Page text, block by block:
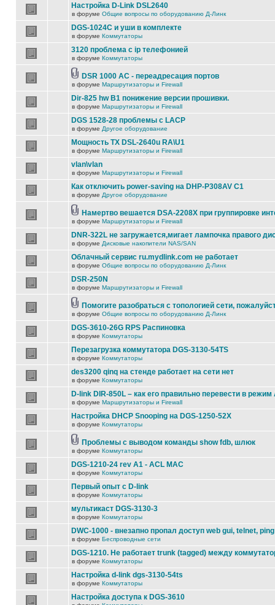
Настройка D-Link DSL2640
в форуме Общие вопросы по оборудованию Д-Линк
DGS-1024C и уши в комплекте
в форуме Коммутаторы
3120 проблема с ip телефонией
в форуме Коммутаторы
DSR 1000 AC - переадресация портов
в форуме Маршрутизаторы и Firewall
Dir-825 hw B1 понижение версии прошивки.
в форуме Маршрутизаторы и Firewall
DGS 1528-28 проблемы с LACP
в форуме Другое оборудование
Мощность TX DSL-2640u RA\U1
в форуме Маршрутизаторы и Firewall
vlan\vlan
в форуме Маршрутизаторы и Firewall
Как отключить power-saving на DHP-P308AV C1
в форуме Другое оборудование
Намертво вешается DSA-2208X при группировке
в форуме Маршрутизаторы и Firewall
DNR-322L не загружается,мигает лампочка правого
в форуме Дисковые накопители NAS/SAN
Облачный сервис ru.mydlink.com не работает
в форуме Общие вопросы по оборудованию Д-Линк
DSR-250N
в форуме Маршрутизаторы и Firewall
Помогите разобраться с топологией сети,
в форуме Общие вопросы по оборудованию Д-Линк
DGS-3610-26G RPS Распиновка
в форуме Коммутаторы
Перезагрузка коммутатора DGS-3130-54TS
в форуме Коммутаторы
des3200 qinq на стенде работает на сети нет
в форуме Коммутаторы
D-link DIR-850L – как его правильно перевести в режим
в форуме Маршрутизаторы и Firewall
Настройка DHCP Snooping на DGS-1250-52X
в форуме Коммутаторы
Проблемы с выводом команды show fdb, шлюк
в форуме Коммутаторы
DGS-1210-24 rev A1 - ACL MAC
в форуме Коммутаторы
Первый опыт с D-link
в форуме Коммутаторы
мультикаст DGS-3130-3
в форуме Коммутаторы
DWC-1000 - внезапно пропал доступ web gui, telnet, ping
в форуме Беспроводные сети
DGS-1210. Не работает trunk (tagged) между
в форуме Коммутаторы
Настройка d-link dgs-3130-54ts
в форуме Коммутаторы
Настройка доступа к DGS-3610